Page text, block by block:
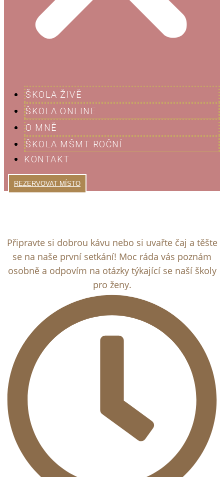
ŠKOLA ŽIVĚ
ŠKOLA ONLINE
O MNĚ
ŠKOLA MŠMT ROČNÍ
KONTAKT
REZERVOVAT MÍSTO
Připravte si dobrou kávu nebo si uvařte čaj a těšte
se na naše první setkání! Moc ráda vás poznám
osobně a odpovím na otázky týkající se naší školy
pro ženy.